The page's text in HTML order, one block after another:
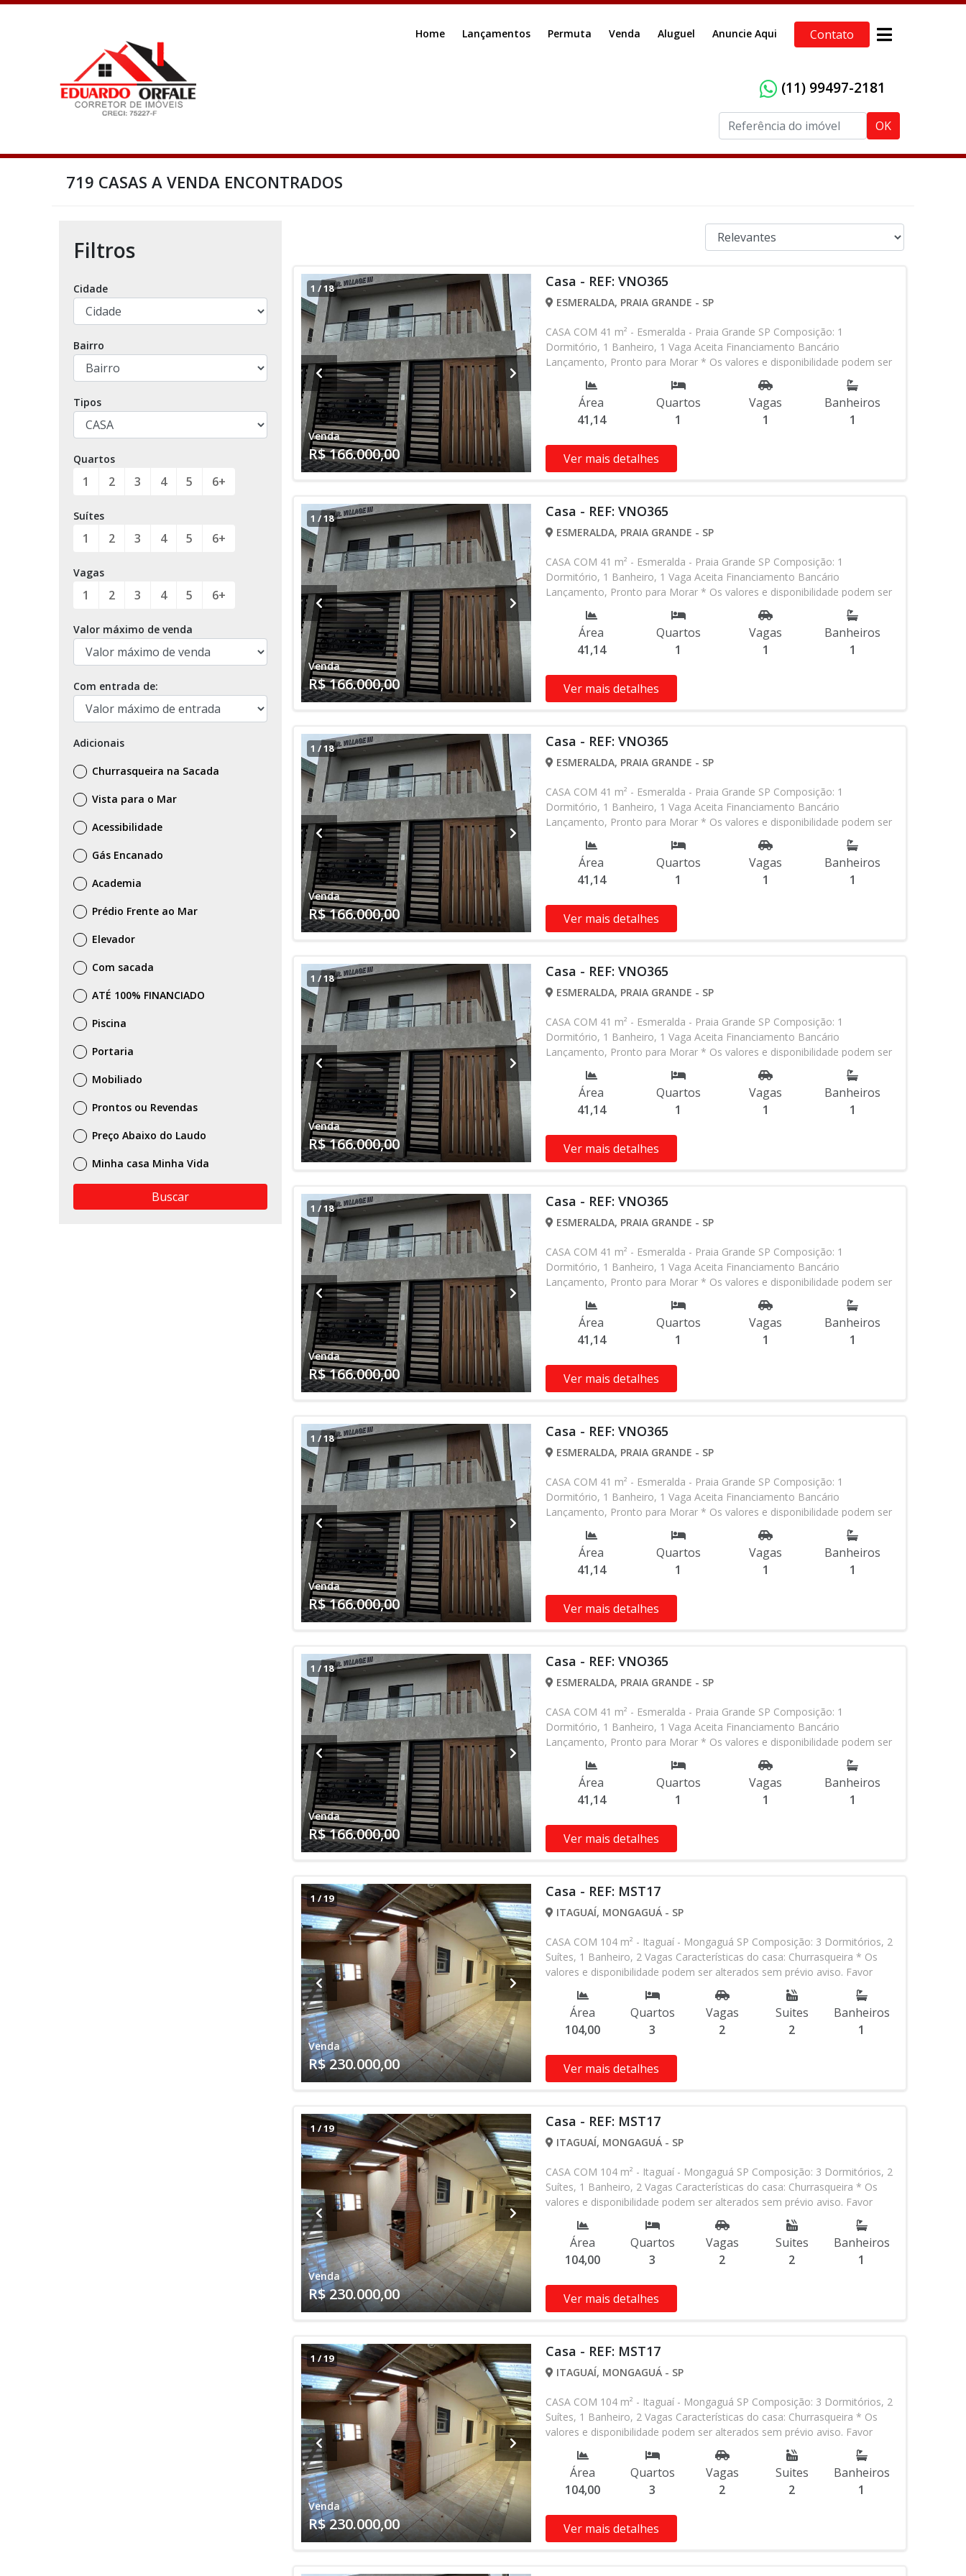
Home Lançamentos Permuta Venda Aluguel Anuncie Aqui Contato
(11) 99497-2181
OK
719 CASAS A VENDA ENCONTRADOS
Filtros
Cidade
Bairro
Tipos
Quartos
1 2 3 4 5 6+
Suítes
1 2 3 4 5 6+
Vagas
1 2 3 4 5 6+
Valor máximo de venda
Com entrada de:
Adicionais
Churrasqueira na Sacada
Vista para o Mar
Acessibilidade
Gás Encanado
Academia
Prédio Frente ao Mar
Elevador
Com sacada
ATÉ 100% FINANCIADO
Piscina
Portaria
Mobiliado
Prontos ou Revendas
Preço Abaixo do Laudo
Minha casa Minha Vida
Buscar
1 /18
Venda
R$ 166.000,00
Casa - REF: VNO365
ESMERALDA, PRAIA GRANDE - SP
CASA COM 41 m² - Esmeralda - Praia Grande SP Composição: 1
Dormitório, 1 Banheiro, 1 Vaga Aceita Financiamento Bancário
Lançamento, Pronto para Morar * Os valores e disponibilidade podem ser
alterados sem prévio aviso. Favor verificar entrando em contato com
nossa equipe
Área
41,14
Quartos
1
Vagas
1
Banheiros
1
Ver mais detalhes
1 /18
Venda
R$ 166.000,00
Casa - REF: VNO365
ESMERALDA, PRAIA GRANDE - SP
CASA COM 41 m² - Esmeralda - Praia Grande SP Composição: 1
Dormitório, 1 Banheiro, 1 Vaga Aceita Financiamento Bancário
Lançamento, Pronto para Morar * Os valores e disponibilidade podem ser
alterados sem prévio aviso. Favor verificar entrando em contato com
nossa equipe
Área
41,14
Quartos
1
Vagas
1
Banheiros
1
Ver mais detalhes
1 /18
Venda
R$ 166.000,00
Casa - REF: VNO365
ESMERALDA, PRAIA GRANDE - SP
CASA COM 41 m² - Esmeralda - Praia Grande SP Composição: 1
Dormitório, 1 Banheiro, 1 Vaga Aceita Financiamento Bancário
Lançamento, Pronto para Morar * Os valores e disponibilidade podem ser
alterados sem prévio aviso. Favor verificar entrando em contato com
nossa equipe
Área
41,14
Quartos
1
Vagas
1
Banheiros
1
Ver mais detalhes
1 /18
Venda
R$ 166.000,00
Casa - REF: VNO365
ESMERALDA, PRAIA GRANDE - SP
CASA COM 41 m² - Esmeralda - Praia Grande SP Composição: 1
Dormitório, 1 Banheiro, 1 Vaga Aceita Financiamento Bancário
Lançamento, Pronto para Morar * Os valores e disponibilidade podem ser
alterados sem prévio aviso. Favor verificar entrando em contato com
nossa equipe
Área
41,14
Quartos
1
Vagas
1
Banheiros
1
Ver mais detalhes
1 /18
Venda
R$ 166.000,00
Casa - REF: VNO365
ESMERALDA, PRAIA GRANDE - SP
CASA COM 41 m² - Esmeralda - Praia Grande SP Composição: 1
Dormitório, 1 Banheiro, 1 Vaga Aceita Financiamento Bancário
Lançamento, Pronto para Morar * Os valores e disponibilidade podem ser
alterados sem prévio aviso. Favor verificar entrando em contato com
nossa equipe
Área
41,14
Quartos
1
Vagas
1
Banheiros
1
Ver mais detalhes
1 /18
Venda
R$ 166.000,00
Casa - REF: VNO365
ESMERALDA, PRAIA GRANDE - SP
CASA COM 41 m² - Esmeralda - Praia Grande SP Composição: 1
Dormitório, 1 Banheiro, 1 Vaga Aceita Financiamento Bancário
Lançamento, Pronto para Morar * Os valores e disponibilidade podem ser
alterados sem prévio aviso. Favor verificar entrando em contato com
nossa equipe
Área
41,14
Quartos
1
Vagas
1
Banheiros
1
Ver mais detalhes
1 /18
Venda
R$ 166.000,00
Casa - REF: VNO365
ESMERALDA, PRAIA GRANDE - SP
CASA COM 41 m² - Esmeralda - Praia Grande SP Composição: 1
Dormitório, 1 Banheiro, 1 Vaga Aceita Financiamento Bancário
Lançamento, Pronto para Morar * Os valores e disponibilidade podem ser
alterados sem prévio aviso. Favor verificar entrando em contato com
nossa equipe
Área
41,14
Quartos
1
Vagas
1
Banheiros
1
Ver mais detalhes
1/19
Venda
R$ 230.000,00
Casa - REF: MST17
ITAGUAÍ, MONGAGUÁ - SP
CASA COM 104 m² - Itaguaí - Mongaguá SP Composição: 3 Dormitórios, 2
Suítes, 1 Banheiro, 2 Vagas Características do casa: Churrasqueira * Os
valores e disponibilidade podem ser alterados sem prévio aviso. Favor
verificar entrando em contato com nossa equipe
Área
104,00
Quartos
3
Vagas
2
Suites
2
Banheiros
1
Ver mais detalhes
1/19
Venda
R$ 230.000,00
Casa - REF: MST17
ITAGUAÍ, MONGAGUÁ - SP
CASA COM 104 m² - Itaguaí - Mongaguá SP Composição: 3 Dormitórios, 2
Suítes, 1 Banheiro, 2 Vagas Características do casa: Churrasqueira * Os
valores e disponibilidade podem ser alterados sem prévio aviso. Favor
verificar entrando em contato com nossa equipe
Área
104,00
Quartos
3
Vagas
2
Suites
2
Banheiros
1
Ver mais detalhes
1/19
Venda
R$ 230.000,00
Casa - REF: MST17
ITAGUAÍ, MONGAGUÁ - SP
CASA COM 104 m² - Itaguaí - Mongaguá SP Composição: 3 Dormitórios, 2
Suítes, 1 Banheiro, 2 Vagas Características do casa: Churrasqueira * Os
valores e disponibilidade podem ser alterados sem prévio aviso. Favor
verificar entrando em contato com nossa equipe
Área
104,00
Quartos
3
Vagas
2
Suites
2
Banheiros
1
Ver mais detalhes